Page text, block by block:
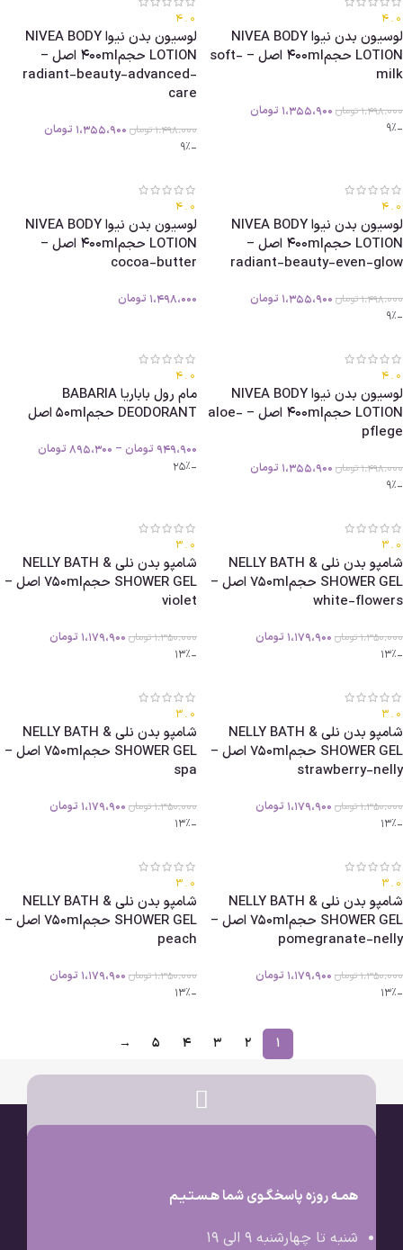
4.0
لوسیون بدن نیوا NIVEA BODY
LOTION حجم400ml اصل – soft-
milk
1،498،000تومان 1،355،900 تومان
-9%
4.0
لوسیون بدن نیوا NIVEA BODY
LOTION حجم400ml اصل –
radiant-beauty-advanced-
care
1،498،000تومان 1،355،900 تومان
-9%
4.0
لوسیون بدن نیوا NIVEA BODY
LOTION حجم400ml اصل –
radiant-beauty-even-glow
1،498،000تومان 1،355،900 تومان
-9%
4.0
لوسیون بدن نیوا NIVEA BODY
LOTION حجم400ml اصل –
cocoa-butter
1،498،000 تومان
4.0
لوسیون بدن نیوا NIVEA BODY
LOTION حجم400ml اصل – aloe-
pflege
1،498،000تومان 1،355،900 تومان
-9%
4.0
مام رول باباریا BABARIA
DEODORANT حجم50ml اصل
949،900 تومان – 895،300 تومان
-25%
3.0
شامپو بدن نلی NELLY BATH &
SHOWER GEL حجم750ml اصل –
white-flowers
1،350،000تومان 1،179،900 تومان
-13%
3.0
شامپو بدن نلی NELLY BATH &
SHOWER GEL حجم750ml اصل –
violet
1،350،000تومان 1،179،900 تومان
-13%
3.0
شامپو بدن نلی NELLY BATH &
SHOWER GEL حجم750ml اصل –
strawberry-nelly
1،350،000تومان 1،179،900 تومان
-13%
3.0
شامپو بدن نلی NELLY BATH &
SHOWER GEL حجم750ml اصل –
spa
1،350،000تومان 1،179،900 تومان
-13%
3.0
شامپو بدن نلی NELLY BATH &
SHOWER GEL حجم750ml اصل –
pomegranate-nelly
1،350،000تومان 1،179،900 تومان
-13%
3.0
شامپو بدن نلی NELLY BATH &
SHOWER GEL حجم750ml اصل –
peach
1،350،000تومان 1،179،900 تومان
-13%
1
2
3
4
5
→
همـه روزه پاسخگـوی شما هـسـتـیـم
شنبه تا چهارشنبه 9 الی ۱۹